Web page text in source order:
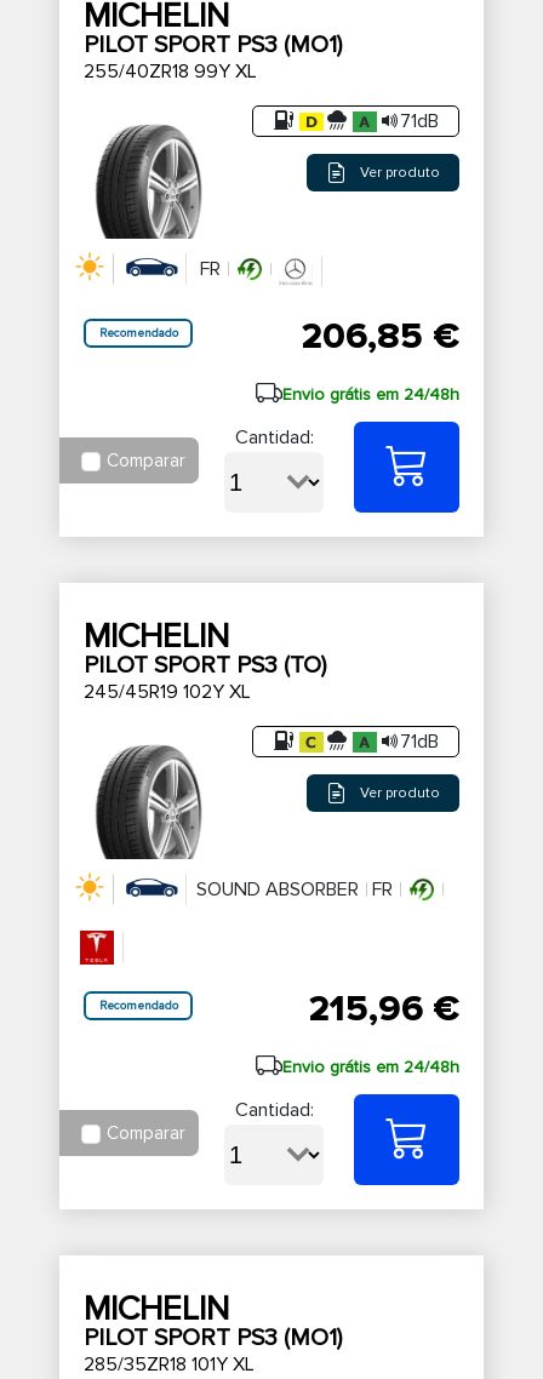
MICHELIN
PILOT SPORT PS3 (MO1)
255/40ZR18 99Y XL
71dB
Ver produto
FR
Recomendado 206,85 €
Envio grátis em 24/48h
Comparar
Cantidad:
MICHELIN
PILOT SPORT PS3 (TO)
245/45R19 102Y XL
71dB
Ver produto
SOUND ABSORBER FR
Recomendado 215,96 €
Envio grátis em 24/48h
Comparar
Cantidad:
MICHELIN
PILOT SPORT PS3 (MO1)
285/35ZR18 101Y XL